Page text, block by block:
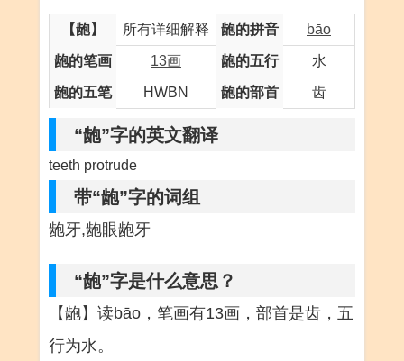
【龅】 所有详细解释 龅的拼音 bāo
龅的笔画 13画 龅的五行 水
龅的五笔 HWBN 龅的部首 齿
“龅”字的英文翻译
teeth protrude
带“龅”字的词组
龅牙,龅眼龅牙
“龅”字是什么意思？
【龅】读bāo，笔画有13画，部首是齿，五
行为水。